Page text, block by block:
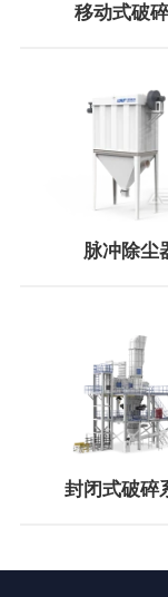
移动式破
脉冲除尘
封闭式破碎